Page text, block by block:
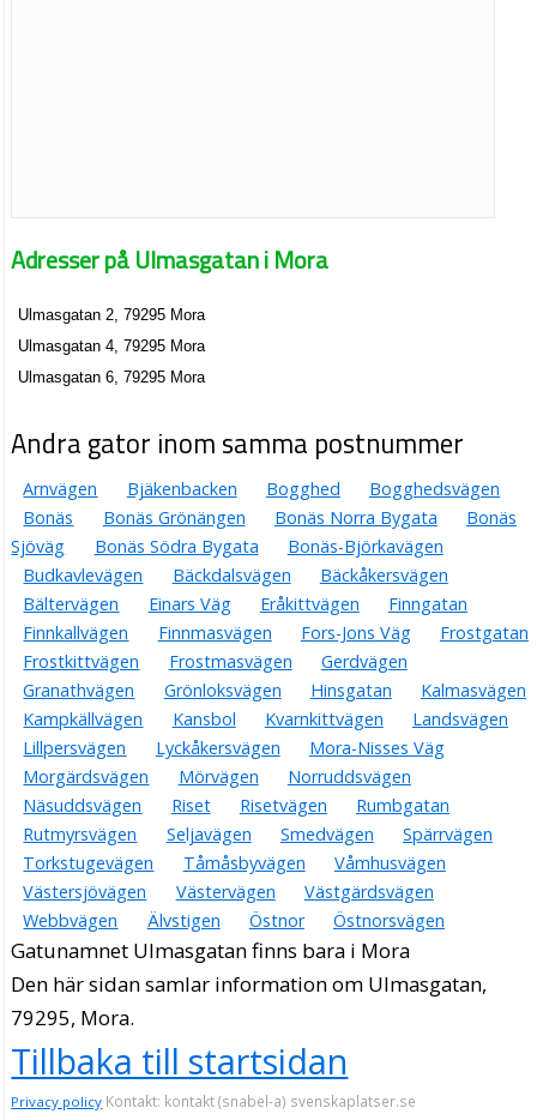
Adresser på Ulmasgatan i Mora
Ulmasgatan 2, 79295 Mora
Ulmasgatan 4, 79295 Mora
Ulmasgatan 6, 79295 Mora
Andra gator inom samma postnummer
Arnvägen Bjäkenbacken Bogghed
Bogghedsvägen
Bonäs
Bonäs Grönängen Bonäs Norra Bygata
Bonäs
Sjöväg
Bonäs Södra Bygata
Bonäs-Björkavägen
Budkavlevägen
Bäckdalsvägen
Bäckåkersvägen
Bältervägen
Einars Väg Eråkittvägen
Finngatan
Finnkallvägen
Finnmasvägen Fors-Jons Väg
Frostgatan
Frostkittvägen
Frostmasvägen
Gerdvägen
Granathvägen
Grönloksvägen Hinsgatan
Kalmasvägen
Kampkällvägen
Kansbol Kvarnkittvägen
Landsvägen
Lillpersvägen
Lyckåkersvägen
Mora-Nisses Väg
Morgärdsvägen
Mörvägen
Norruddsvägen
Näsuddsvägen
Riset Risetvägen
Rumbgatan
Rutmyrsvägen
Seljavägen Smedvägen
Spärrvägen
Torkstugevägen
Tåmåsbyvägen
Våmhusvägen
Västersjövägen
Västervägen
Västgärdsvägen
Webbvägen
Älvstigen Östnor Östnorsvägen
Gatunamnet Ulmasgatan finns bara i Mora
Den här sidan samlar information om Ulmasgatan,
79295, Mora.
Tillbaka till startsidan
Privacy policy Kontakt: kontakt (snabel-a) svenskaplatser.se